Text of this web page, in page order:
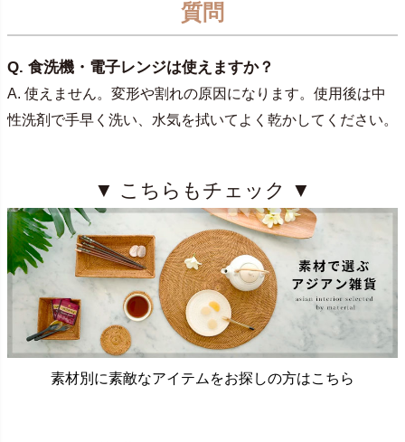
質問
Q. 食洗機・電子レンジは使えますか？
A. 使えません。変形や割れの原因になります。使用後は中
性洗剤で手早く洗い、水気を拭いてよく乾かしてください。
▼ こちらもチェック ▼
素材別に素敵なアイテムをお探しの方はこちら